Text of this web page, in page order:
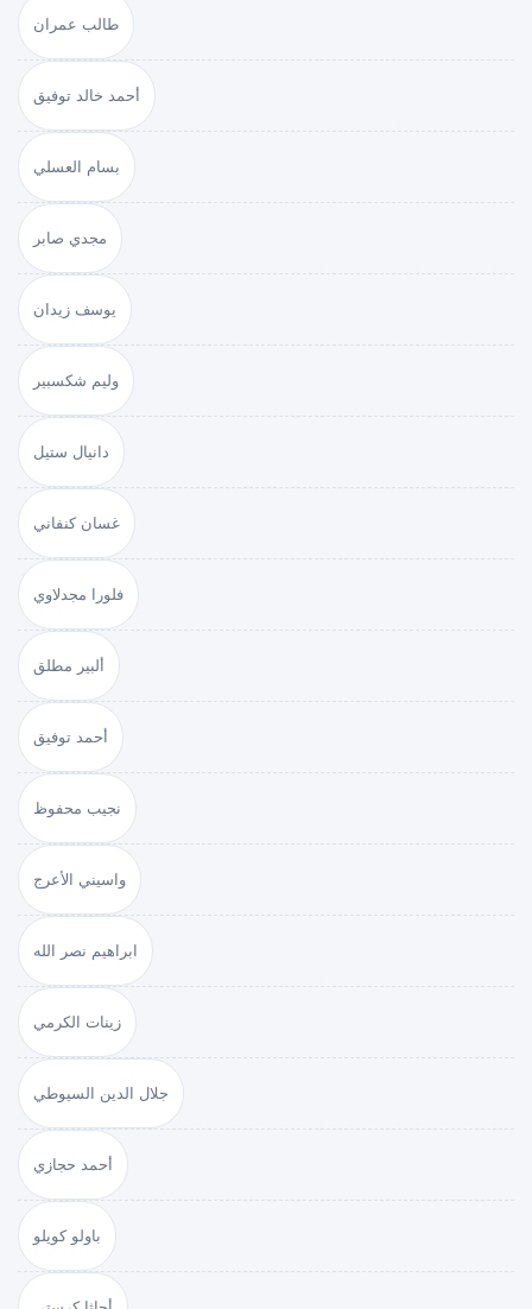
طالب عمران
أحمد خالد توفيق
بسام العسلي
مجدي صابر
يوسف زيدان
وليم شكسبير
دانيال ستيل
غسان كنفاني
فلورا مجدلاوي
ألبير مطلق
أحمد توفيق
نجيب محفوظ
واسيني الأعرج
ابراهيم نصر الله
زينات الكرمي
جلال الدين السيوطي
أحمد حجازي
باولو كويلو